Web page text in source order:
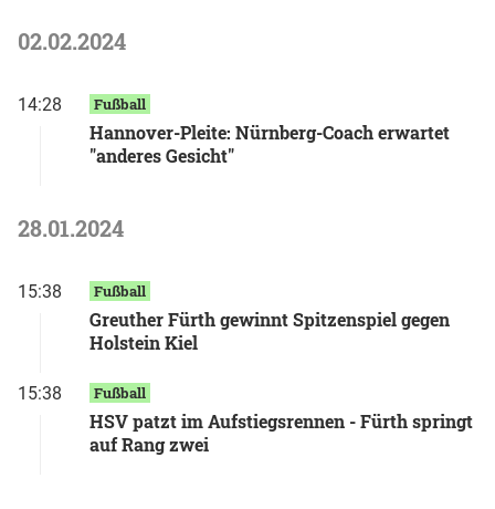
02.02.2024
14:28 Fußball
Hannover-Pleite: Nürnberg-Coach erwartet
"anderes Gesicht"
28.01.2024
15:38 Fußball
Greuther Fürth gewinnt Spitzenspiel gegen
Holstein Kiel
15:38 Fußball
HSV patzt im Aufstiegsrennen - Fürth springt
auf Rang zwei